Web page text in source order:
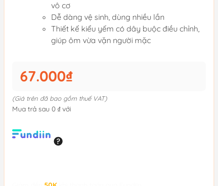
vô cơ
Dễ dàng vệ sinh, dùng nhiều lần
Thiết kế kiểu yếm có dây buộc điều chỉnh,
giúp ôm vừa vặn người mặc
67.000₫
(Giá trên đã bao gồm thuế VAT)
Mua trả sau 0 ₫ với